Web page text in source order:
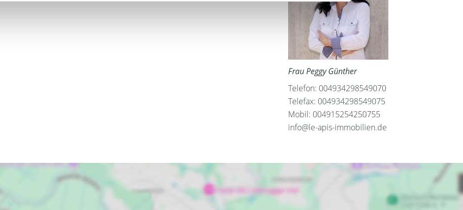
Frau Peggy Günther
Telefon: 004934298549070
Telefax: 004934298549075
Mobil: 004915254250755
info@le-apis-immobilien.de